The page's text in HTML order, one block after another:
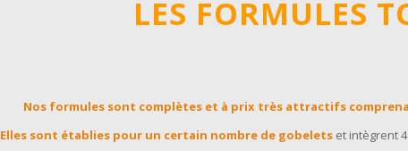
LES FORMULES
Nos formules sont complètes et à prix très attractifs
Elles sont établies pour un certain nombre de gobeletset intègrent